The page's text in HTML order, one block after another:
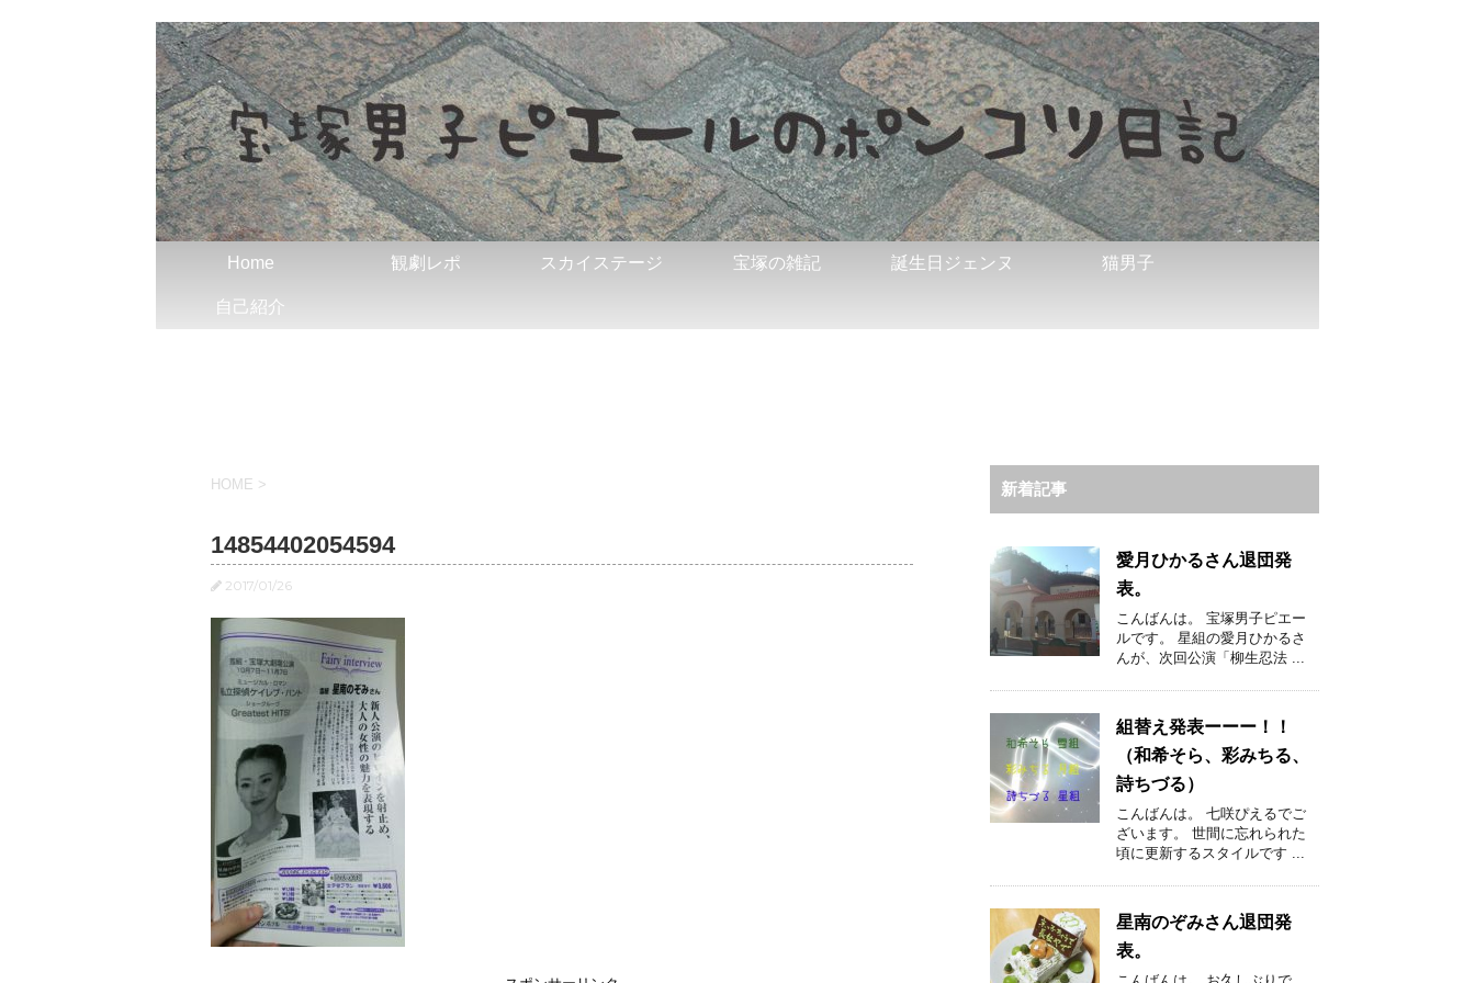
Home 観劇レポ スカイステージ 宝塚の雑記 誕生日ジェンヌ 猫男子
自己紹介
HOME >
14854402054594
2017/01/26
新着記事
愛月ひかるさん退団発
表。
こんばんは。 宝塚男子ピエー
ルです。 星組の愛月ひかるさ
んが、次回公演「柳生忍法 ...
組替え発表ーーー！！
（和希そら、彩みちる、
詩ちづる）
こんばんは。 七咲ぴえるでご
ざいます。 世間に忘れられた
頃に更新するスタイルです ...
星南のぞみさん退団発
表。